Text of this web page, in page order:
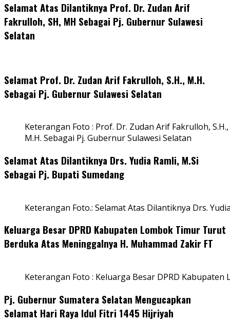
Selamat Atas Dilantiknya Prof. Dr. Zudan Arif
Fakrulloh, SH, MH Sebagai Pj. Gubernur Sulawesi
Selatan
Selamat Prof. Dr. Zudan Arif Fakrulloh, S.H., M.H.
Sebagai Pj. Gubernur Sulawesi Selatan
Keterangan Foto : Prof. Dr. Zudan Arif Fakrulloh, S.H.,
M.H. Sebagai Pj. Gubernur Sulawesi Selatan
Selamat Atas Dilantiknya Drs. Yudia Ramli, M.Si
Sebagai Pj. Bupati Sumedang
Keterangan Foto.: Selamat Atas Dilantiknya Drs.
Keluarga Besar DPRD Kabupaten Lombok Timur Turut
Berduka Atas Meninggalnya H. Muhammad Zakir FT
Keterangan Foto : Keluarga Besar DPRD
Pj. Gubernur Sumatera Selatan Mengucapkan
Selamat Hari Raya Idul Fitri 1445 Hijriyah